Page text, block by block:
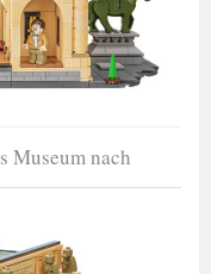
Museum nach